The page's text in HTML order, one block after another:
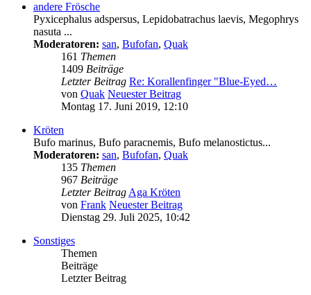
andere Frösche
Pyxicephalus adspersus, Lepidobatrachus laevis, Megophrys
nasuta ...
Moderatoren: san, Bufofan, Quak
161 Themen
1409 Beiträge
Letzter Beitrag Re: Korallenfinger "Blue-Eyed…
von Quak Neuester Beitrag
Montag 17. Juni 2019, 12:10
Kröten
Bufo marinus, Bufo paracnemis, Bufo melanostictus...
Moderatoren: san, Bufofan, Quak
135 Themen
967 Beiträge
Letzter BeitragAga Kröten
von Frank Neuester Beitrag
Dienstag 29. Juli 2025, 10:42
Sonstiges
Themen
Beiträge
Letzter Beitrag